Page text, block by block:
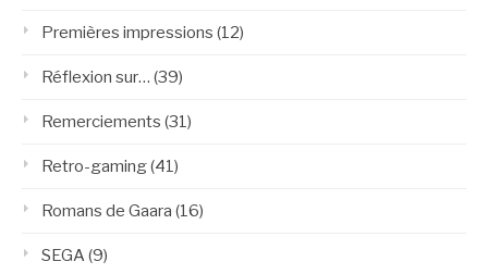
Premières impressions (12)
Réflexion sur… (39)
Remerciements (31)
Retro-gaming(41)
Romans de Gaara (16)
SEGA(9)